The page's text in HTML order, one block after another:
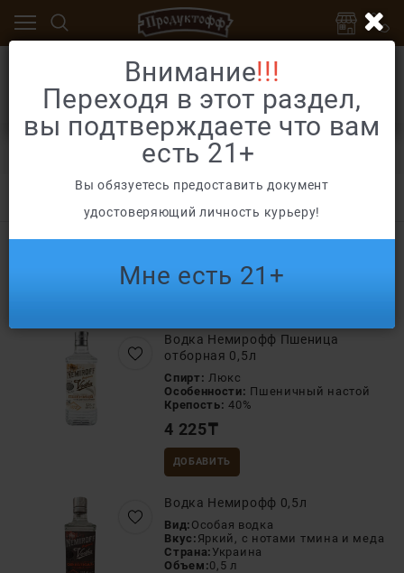
Каталог Алкоголь, сертификаты
Немирофф
Водка Немирофф Пшеница
отборная 0,5л
Спирт: Люкс
Особенности: Пшеничный настой
Крепость: 40%
4 225₸
ДОБАВИТЬ
Водка Немирофф 0,5л
Вид: Особая водка
Вкус: Яркий, с нотами тмина и меда
Страна: Украина
Объем:0,5 л
Выберите удобный для себя магазин
ПРОДУКТОФФ
КРЫЛОВА
ПРОДУКТОФФ КАБАНБАЙ
БАТЫРА
Внимание!!!
Переходя в этот раздел,
вы подтверждаете что вам
есть 21+
Вы обязуетесь предоставить документ
удостоверяющий личность курьеру!
Мне есть 21+